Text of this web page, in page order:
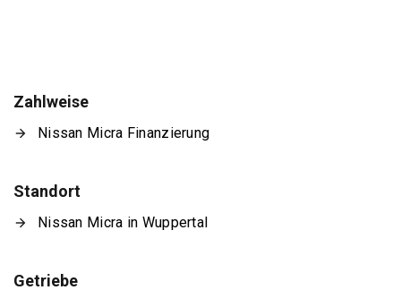
Zahlweise
Nissan Micra Finanzierung
Standort
Nissan Micra in Wuppertal
Getriebe